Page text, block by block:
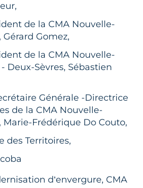
de la CMA Nouvelle-
Gomez,
de la CMA Nouvelle-
Deux-Sèvres, Sébastien
Générale -Directrice
de la CMA Nouvelle-
Frédérique Do Couto,
des Territoires,
d’envergure, CMA